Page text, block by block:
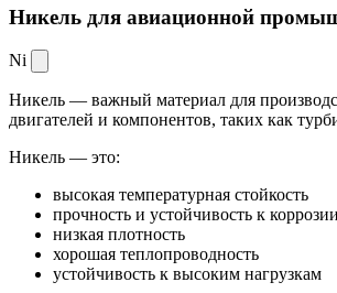
Никель для авиационной
Ni
Никель — важный материал для
двигателей и компонентов, таких как
Никель — это:
высокая температурная стойкость
прочность и устойчивость к коррозии
низкая плотность
хорошая теплопроводность
устойчивость к высоким нагрузкам